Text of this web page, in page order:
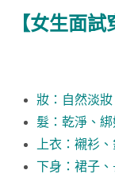
【女生面試
妝：自然淡
髮：乾淨、
上衣：襯衫
下身：裙子